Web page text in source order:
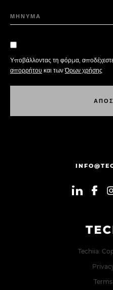
Techiia.
ΜΗΝΥΜΑ
Υποβάλλοντας τη φόρμα,
απορρήτου και τωνΌρων χρήσης
ΑΠΟ Σ